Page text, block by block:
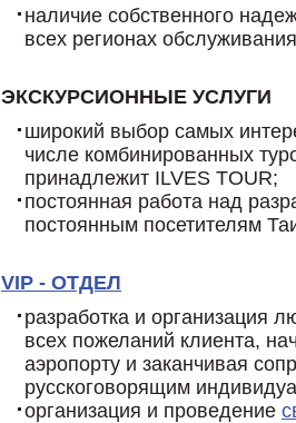
наличие собственного
всех регионах
ЭКСКУРСИОННЫЕ УСЛУГИ
широкий выбор самых
числе комбинированных
принадлежит ILVES TOUR;
постоянная работа над
постоянным посетителям
VIP - ОТДЕЛ
разработка и организация
всех пожеланий клиента,
аэропорту и заканчивая
русскоговорящим
организация и проведение